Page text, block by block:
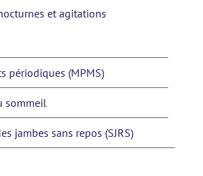
et agitations
périodiques (MPMS)
sommeil
jambes sans repos (SJRS)